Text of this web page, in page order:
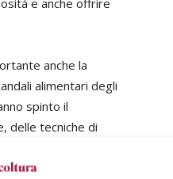
e anche offrire
anche la
alimentari degli
spinto il
delle tecniche di
concimazioni.
divenuti